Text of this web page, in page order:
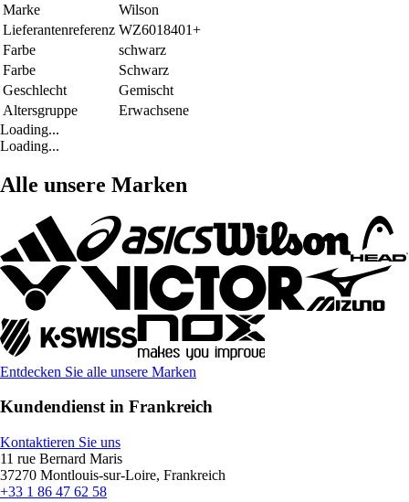
Marke
Wilson
Lieferantenreferenz WZ6018401+
Farbe
schwarz
Farbe
Schwarz
Geschlecht
Gemischt
Altersgruppe
Erwachsene
Loading...
Loading...
Alle unsere Marken
Entdecken Sie alle unsere Marken
Kundendienst in Frankreich
Kontaktieren Sie uns
11 rue Bernard Maris
37270 Montlouis-sur-Loire, Frankreich
+33 1 86 47 62 58